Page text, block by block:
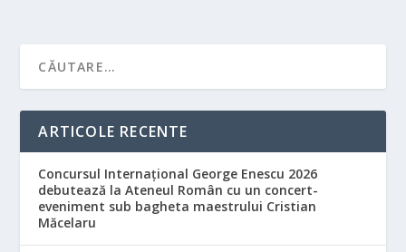
ARTICOLE RECENTE
Concursul Internațional George Enescu 2026
debutează la Ateneul Român cu un concert-
eveniment sub bagheta maestrului Cristian
Măcelaru